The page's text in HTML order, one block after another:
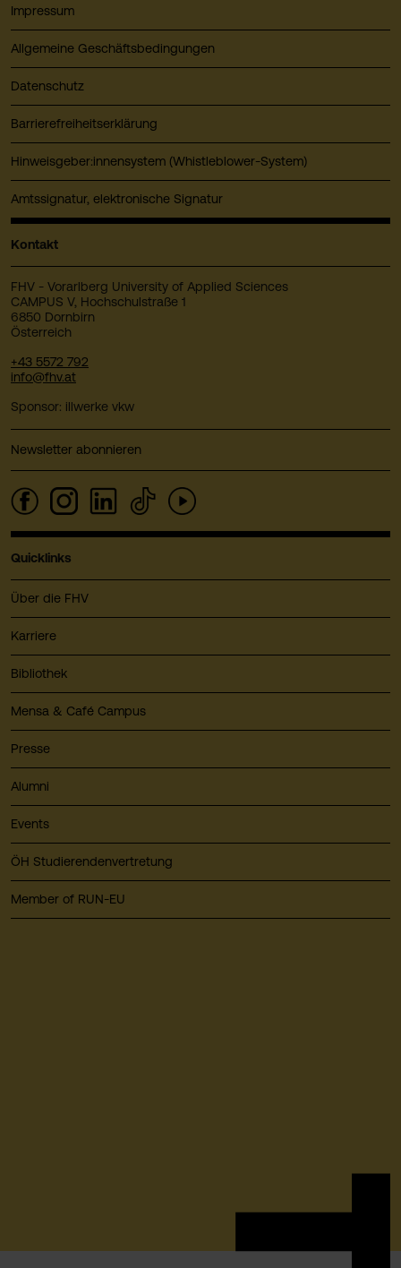
Impressum
Allgemeine Geschäftsbedingungen
Datenschutz
Barrierefreiheitserklärung
Hinweisgeber:innensystem (Whistleblower-System)
Amtssignatur, elektronische Signatur
Kontakt
FHV - Vorarlberg University of Applied Sciences
CAMPUS V, Hochschulstraße 1
6850 Dornbirn
Österreich
+43 5572 792
info@fhv.at
Sponsor: illwerke vkw
Newsletter abonnieren
Quicklinks
Über die FHV
Karriere
Bibliothek
Mensa & Café Campus
Presse
Alumni
Events
ÖH Studierendenvertretung
Member of RUN-EU